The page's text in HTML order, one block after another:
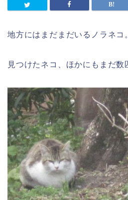
地方にはまだまだいるノラネコ
見つけたネコ、ほかにもまだ数